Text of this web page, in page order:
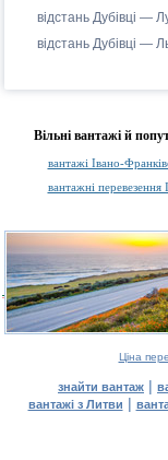
відстань Дубівці —
відстань Дубівці —
Вільні вантажі й
вантажі Івано-
вантажні
Ціна
знайти вантаж |
вантажі з Литви |